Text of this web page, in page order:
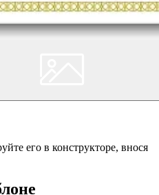
его в конструкторе, внося